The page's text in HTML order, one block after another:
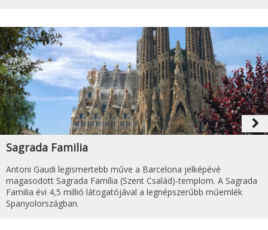
navigate_next
Sagrada Familia
Antoni Gaudi legismertebb műve a Barcelona jelképévé
magasodott Sagrada Família (Szent Család)-templom. A Sagrada
Familia évi 4,5 millió látogatójával a legnépszerűbb műemlék
Spanyolországban.